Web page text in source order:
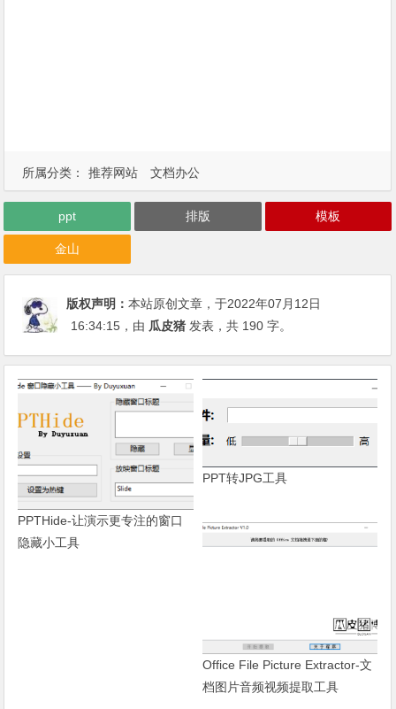
所属分类： 推荐网站 文档办公
ppt 排版 模板
金山
版权声明：本站原创文章，于2022年07月12日
16:34:15 ，由 瓜皮猪 发表，共 190 字。
PPTHide-让演示更专注的窗口
隐藏小工具
PPT转JPG工具
Office File Picture Extractor-文
档图片音频视频提取工具